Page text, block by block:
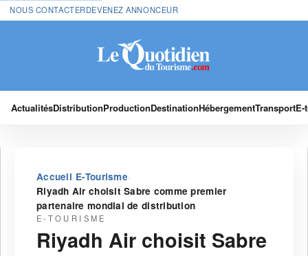
NOUS CONTACTERDEVENEZ ANNONCEUR
ActualitésDistributionProductionDestinationHébergementTransport
Accueil›E-Tourisme›
Riyadh Air choisit Sabre comme premier
partenaire mondial de distribution
E-TOURISME
Riyadh Air choisit Sabre